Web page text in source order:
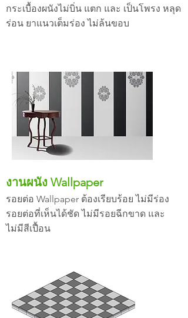
กระเบื้องผนังไม่บิ่น แตก และ เป็นโพรง หลุด
ร่อน ยาแนวเต็มร่อง ไม่ล้นขอบ
งานผนัง Wallpaper
รอยต่อ Wallpaper ต้องเรียบร้อย ไม่มีร่อง
รอยต่อที่เห็นได้ชัด ไม่มีรอยฉีกขาด และ
ไม่มีสีเปื้อน